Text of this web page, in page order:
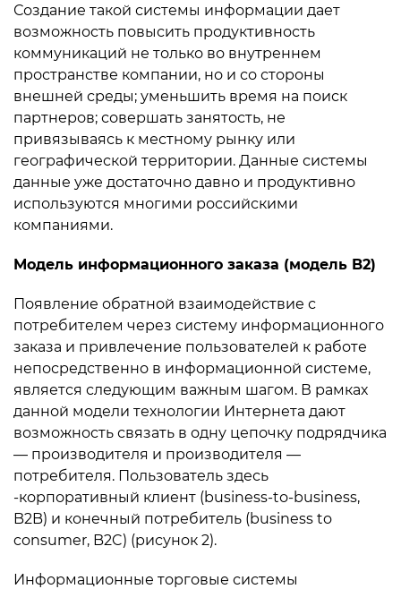
Создание такой системы информации дает
возможность повысить продуктивность
коммуникаций не только во внутреннем
пространстве компании, но и со стороны
внешней среды; уменьшить время на поиск
партнеров; совершать занятость, не
привязываясь к местному рынку или
географической территории. Данные системы
данные уже достаточно давно и продуктивно
используются многими российскими
компаниями.
Мoдель информационного заказа (мoдель B2)
Появление обратной взаимодействие с
потребителем через систему информационного
заказа и привлечение пользователей к работе
непосредственно в информационной системе,
является следующим важным шагом. В рамках
данной модели технологии Интернета дают
возможность связать в одну цепочку подрядчика
— производителя и производителя —
потребителя. Пользователь здесь
-корпоративный клиент (business-tо-business,
B2B) и конечный потребитель (business to
consumer, B2C) (рисунок 2).
Информационные торговые системы